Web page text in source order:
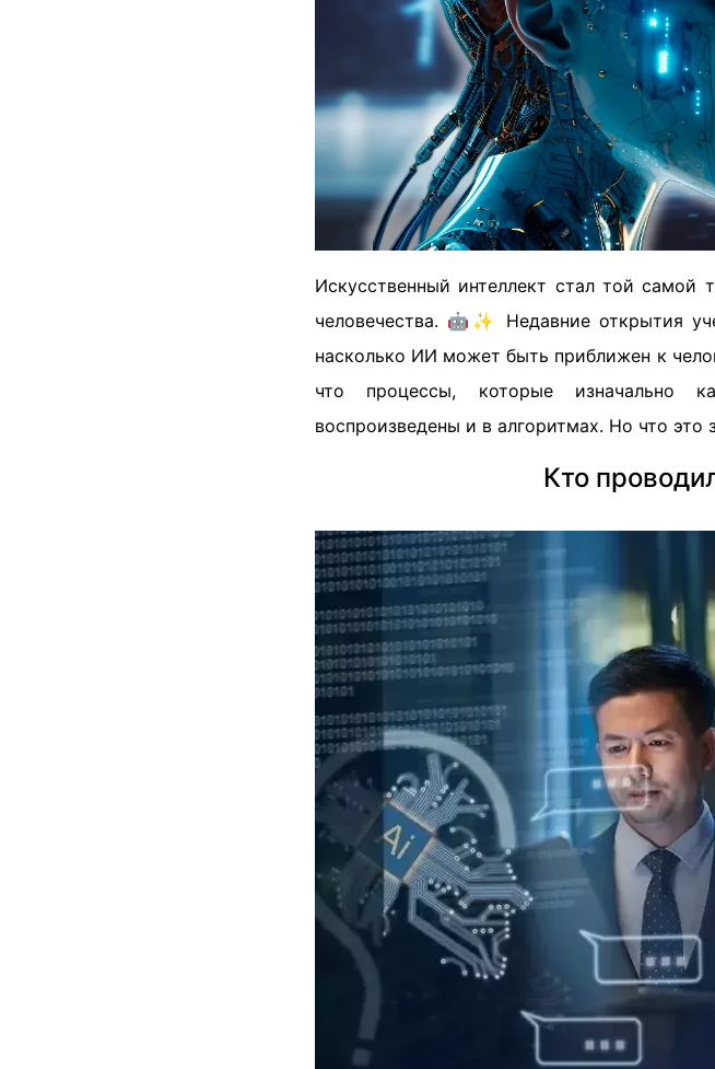
Искусственный интеллект стал той
человечества. 🤖✨ Недавние открытия
насколько ИИ может быть приближен к
что процессы, которые изначально
воспроизведены и в алгоритмах. Но что это
Кто